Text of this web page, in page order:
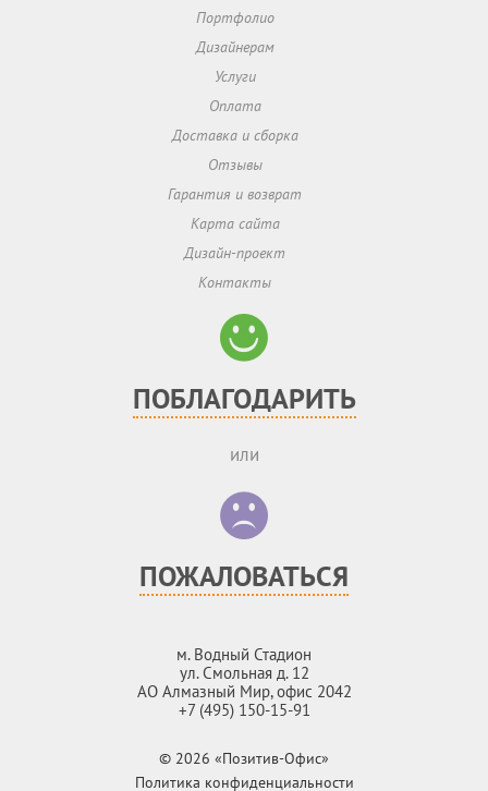
Портфолио
Дизайнерам
Услуги
Оплата
Доставка и сборка
Отзывы
Гарантия и возврат
Карта сайта
Дизайн-проект
Контакты
ПОБЛАГОДАРИТЬ
или
ПОЖАЛОВАТЬСЯ
м. Водный Стадион
ул. Смольная д. 12
АО Алмазный Мир, офис 2042
+7 (495) 150-15-91
© 2026 «Позитив-Офис»
Политика конфиденциальности